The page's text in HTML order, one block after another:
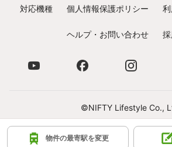
物件の最寄駅を変更
対応機種 個人情報保護ポリシー
ヘルプ・お問い合わせ
©NIFTY Lifestyle Co.,